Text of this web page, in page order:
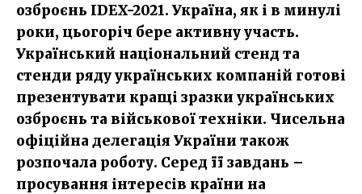
озброєнь IDEX-2021. Україна, як і в минулі
роки, цьогоріч бере активну участь.
Український національний стенд та
стенди ряду українських компаній готові
презентувати кращі зразки українських
озброєнь та військової техніки. Чисельна
офіційна делегація України також
розпочала роботу. Серед її завдань –
просування інтересів країни на